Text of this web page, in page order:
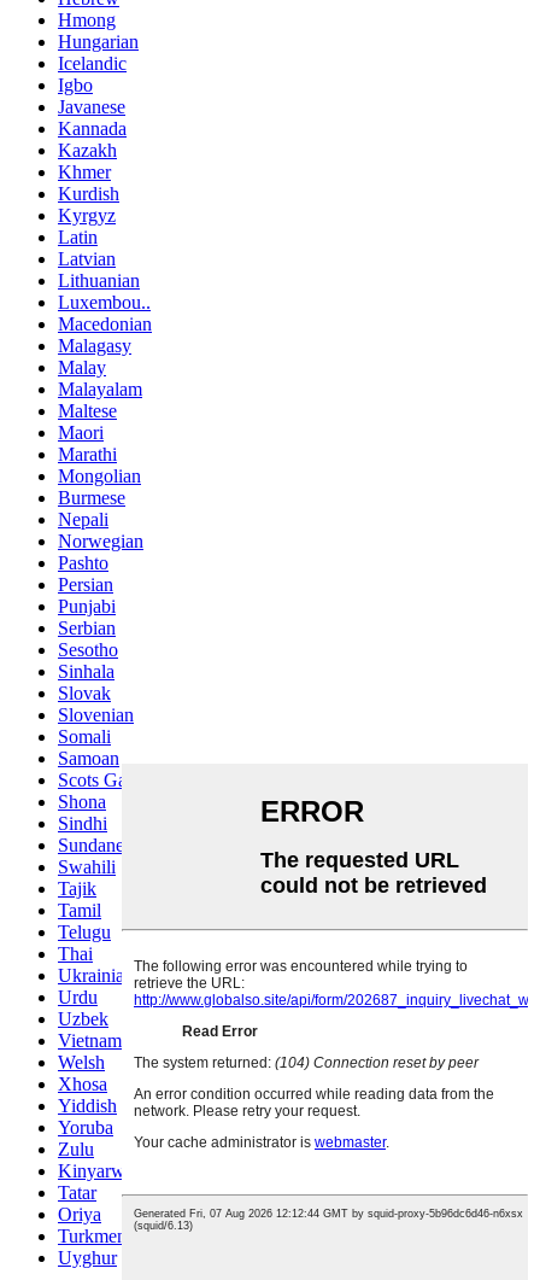
Hmong
Hungarian
Icelandic
Igbo
Javanese
Kannada
Kazakh
Khmer
Kurdish
Kyrgyz
Latin
Latvian
Lithuanian
Luxembou..
Macedonian
Malagasy
Malay
Malayalam
Maltese
Maori
Marathi
Mongolian
Burmese
Nepali
Norwegian
Pashto
Persian
Punjabi
Serbian
Sesotho
Sinhala
Slovak
Slovenian
Somali
Samoan
Scots Gaelic
Shona
Sindhi
Sundanese
Swahili
Tajik
Tamil
Telugu
Thai
Ukrainian
Urdu
Uzbek
Vietnamese
Welsh
Xhosa
Yiddish
Yoruba
Zulu
Kinyarwanda
Tatar
Oriya
Turkmen
Uyghur